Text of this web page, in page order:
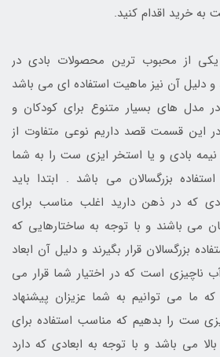
به خرید اقدام کنید.
یکی از محبوب ترین محصولات بادی در
دلیل آن نیز ماهیت استفاده ای می باشد
مدل های بسیار متنوع برای کودکان و
در این قسمت قصد داریم نوعی متفاوت از
بادی و یا استخر ایزی ست را به شما
بزرگسالان می باشد . ابتدا باید
که در ذهن دارید اغلب مناسب برای
می باشند و با توجه به ساختارهایی که
بزرگسالان قرار بگیرند و دلیل آن ابعاد
است که در اختیار شما قرار می
ما می توانیم به شما عزیزان پیشنهاد
ست را بدهیم که مناسب استفاده برای
بالا می باشد و با توجه به ابعادی که دارد